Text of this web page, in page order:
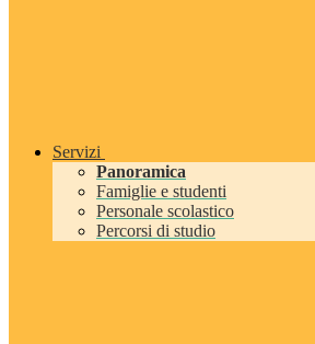
Servizi
Panoramica
Famiglie e studenti
Personale scolastico
Percorsi di studio